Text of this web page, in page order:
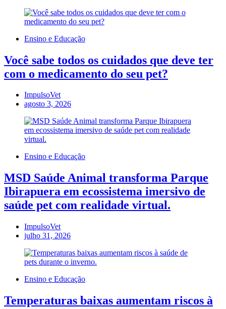
Ensino e Educação
Você sabe todos os cuidados que deve ter
com o medicamento do seu pet?
ImpulsoVet
agosto 3, 2026
Ensino e Educação
MSD Saúde Animal transforma Parque
Ibirapuera em ecossistema imersivo de
saúde pet com realidade virtual.
ImpulsoVet
julho 31, 2026
Ensino e Educação
Temperaturas baixas aumentam riscos à